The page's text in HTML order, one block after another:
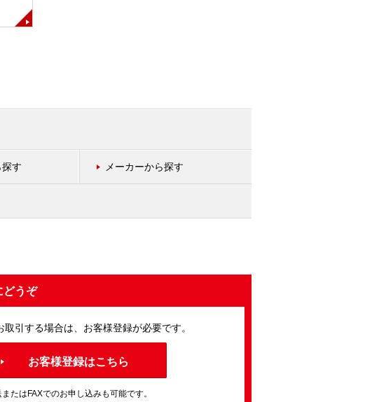
す メーカーから探す
どうぞ
取引する場合は、お客様登録が必要です。
お客様登録はこちら
またはFAXでのお申し込みも可能です。